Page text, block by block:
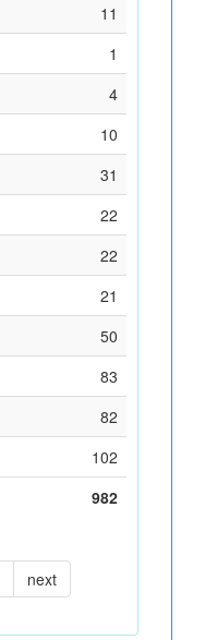
11
1
4
10
31
22
22
21
50
83
82
102
982
next